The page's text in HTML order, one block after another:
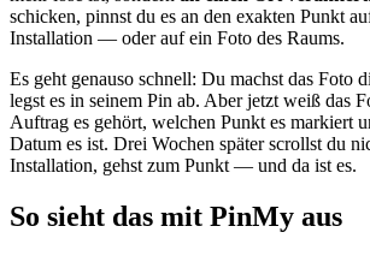
schicken, pinnst du es an den exakten Punkt
Installation — oder auf ein Foto des Raums.
Es geht genauso schnell: Du machst das Foto
legst es in seinem Pin ab. Aber jetzt weiß das
Auftrag es gehört, welchen Punkt es markiert
Datum es ist. Drei Wochen später scrollst du
Installation, gehst zum Punkt — und da ist es.
So sieht das mit PinMy aus